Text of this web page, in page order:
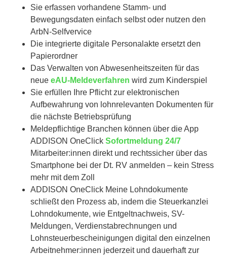
Sie erfassen vorhandene Stamm- und
Bewegungsdaten einfach selbst oder nutzen den
ArbN-Selfvervice
Die integrierte digitale Personalakte ersetzt den
Papierordner
Das Verwalten von Abwesenheitszeiten für das
neue eAU-Meldeverfahren wird zum Kinderspiel
Sie erfüllen Ihre Pflicht zur elektronischen
Aufbewahrung von lohnrelevanten Dokumenten für
die nächste Betriebsprüfung
Meldepflichtige Branchen können über die App
ADDISON OneClick Sofortmeldung 24/7
Mitarbeiter:innen direkt und rechtssicher über das
Smartphone bei der Dt. RV anmelden – kein Stress
mehr mit dem Zoll
ADDISON OneClick Meine Lohndokumente
schließt den Prozess ab, indem die Steuerkanzlei
Lohndokumente, wie Entgeltnachweis, SV-
Meldungen, Verdienstabrechnungen und
Lohnsteuerbescheinigungen digital den einzelnen
Arbeitnehmer:innen jederzeit und dauerhaft zur